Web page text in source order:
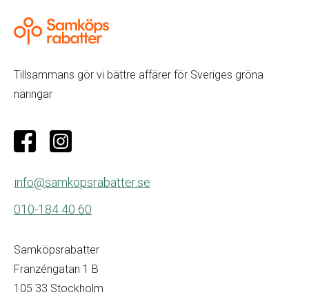
Tillsammans gör vi bättre affärer för Sveriges gröna
näringar
info@samkopsrabatter.se
010-184 40 60
Samköpsrabatter
Franzéngatan 1 B
105 33 Stockholm